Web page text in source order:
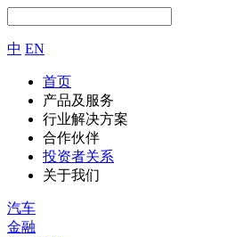
中 EN
首页
产品及服务
行业解决方案
合作伙伴
投资者关系
关于我们
汽车
金融